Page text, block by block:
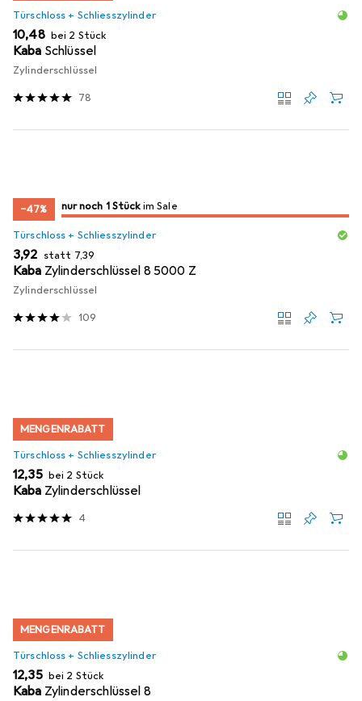
Türschloss + Schliesszylinder
EUR
10,48 bei 2 Stück
Kaba Schlüssel
Zylinderschlüssel
78
−47% noch 1 Stückim Sale
nur noch 1 Stück im Sale
Türschloss + Schliesszylinder
EUR
3,92 statt EUR
7,39
Kaba Zylinderschlüssel 8 5000 Z
Zylinderschlüssel
109
MENGENRABATT
Türschloss + Schliesszylinder
EUR
12,35 bei 2 Stück
Kaba Zylinderschlüssel
4
MENGENRABATT
Türschloss + Schliesszylinder
EUR
12,35 bei 2 Stück
Kaba Zylinderschlüssel 8